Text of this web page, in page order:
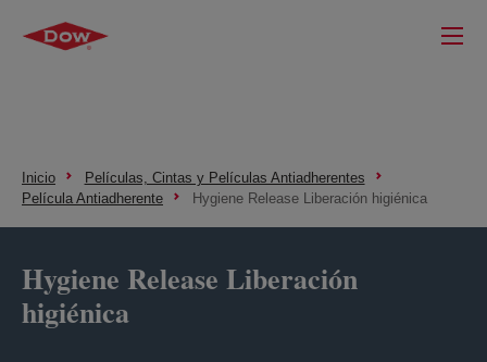
Inicio
Películas, Cintas y Películas Antiadherentes
Película Antiadherente
Hygiene Release Liberación higiénica
Hygiene Release Liberación
higiénica